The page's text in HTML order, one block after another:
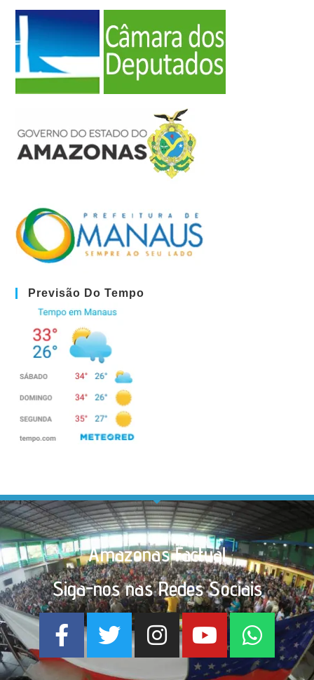
Previsão Do Tempo
Amazonas Factual
Siga-nos nas Redes Sociais